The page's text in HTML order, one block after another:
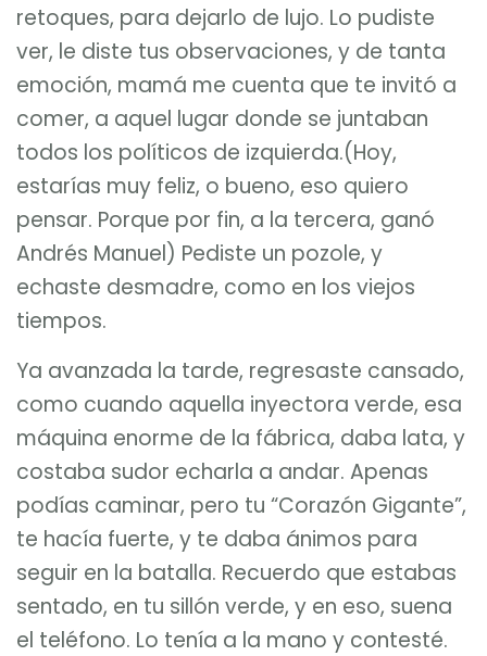
retoques, para dejarlo de lujo. Lo pudiste
ver, le diste tus observaciones, y de tanta
emoción, mamá me cuenta que te invitó a
comer, a aquel lugar donde se juntaban
todos los políticos de izquierda.(Hoy,
estarías muy feliz, o bueno, eso quiero
pensar. Porque por fin, a la tercera, ganó
Andrés Manuel) Pediste un pozole, y
echaste desmadre, como en los viejos
tiempos.
Ya avanzada la tarde, regresaste cansado,
como cuando aquella inyectora verde, esa
máquina enorme de la fábrica, daba lata, y
costaba sudor echarla a andar. Apenas
podías caminar, pero tu “Corazón Gigante”,
te hacía fuerte, y te daba ánimos para
seguir en la batalla. Recuerdo que estabas
sentado, en tu sillón verde, y en eso, suena
el teléfono. Lo tenía a la mano y contesté.